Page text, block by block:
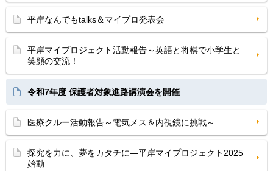
平岸なんでもtalks＆マイプロ発表会
平岸マイプロジェクト活動報告～英語と将棋で小学生と
笑顔の交流！
令和7年度 保護者対象進路講演会を開催
医療クルー活動報告～電気メス＆内視鏡に挑戦～
探究を力に、夢をカタチに―平岸マイプロジェクト2025
始動